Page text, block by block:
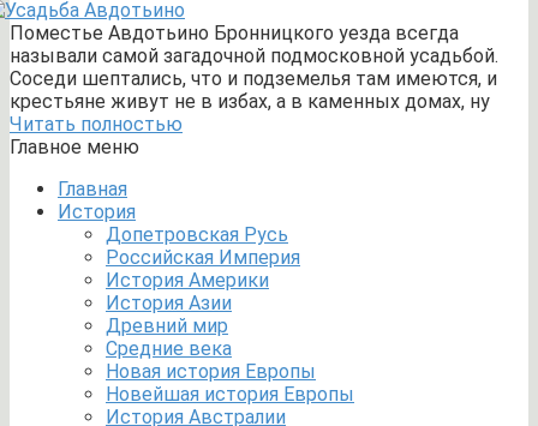
Поместье Авдотьино Бронницкого уезда всегда
называли самой загадочной подмосковной усадьбой.
Соседи шептались, что и подземелья там имеются, и
крестьяне живут не в избах, а в каменных домах, ну
Читать полностью
Главное меню
Главная
История
Допетровская Русь
Российская Империя
История Америки
История Азии
Древний мир
Средние века
Новая история Европы
Новейшая история Европы
История Австралии